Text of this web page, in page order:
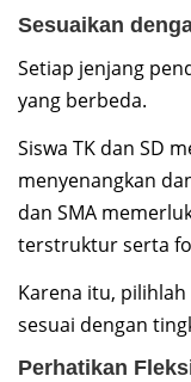
Sesuaikan
Setiap jenjang
yang berbeda.
Siswa TK dan SD
menyenangkan
dan SMA
terstruktur serta
Karena itu,
sesuai dengan
Perhatikan